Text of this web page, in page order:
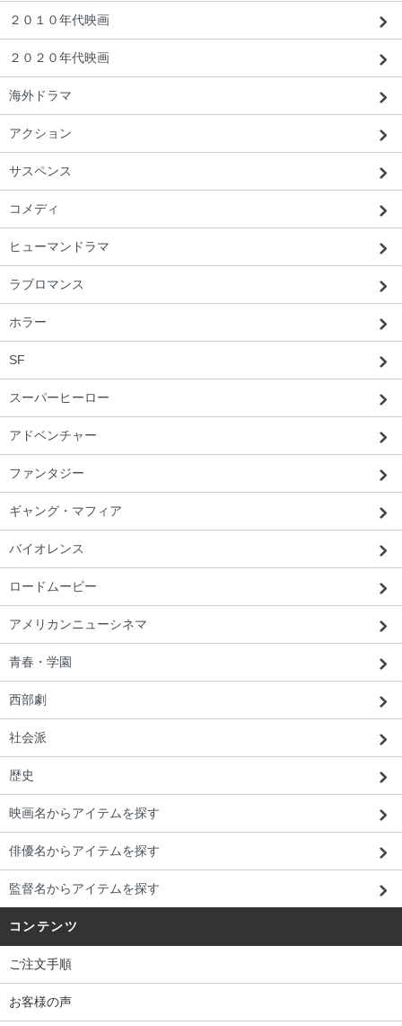
２０１０年代映画
２０２０年代映画
海外ドラマ
アクション
サスペンス
コメディ
ヒューマンドラマ
ラブロマンス
ホラー
SF
スーパーヒーロー
アドベンチャー
ファンタジー
ギャング・マフィア
バイオレンス
ロードムービー
アメリカンニューシネマ
青春・学園
西部劇
社会派
歴史
映画名からアイテムを探す
俳優名からアイテムを探す
監督名からアイテムを探す
コンテンツ
ご注文手順
お客様の声